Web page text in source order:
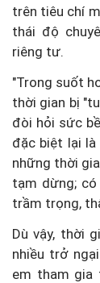
trên tiêu chí
thái độ
riêng tư.
"Trong suốt
thời gian bị
đòi hỏi sức
đặc biệt lại là
những thời
tạm dừng;
trầm trọng,
Dù vậy, thời
nhiều trở
em tham gia